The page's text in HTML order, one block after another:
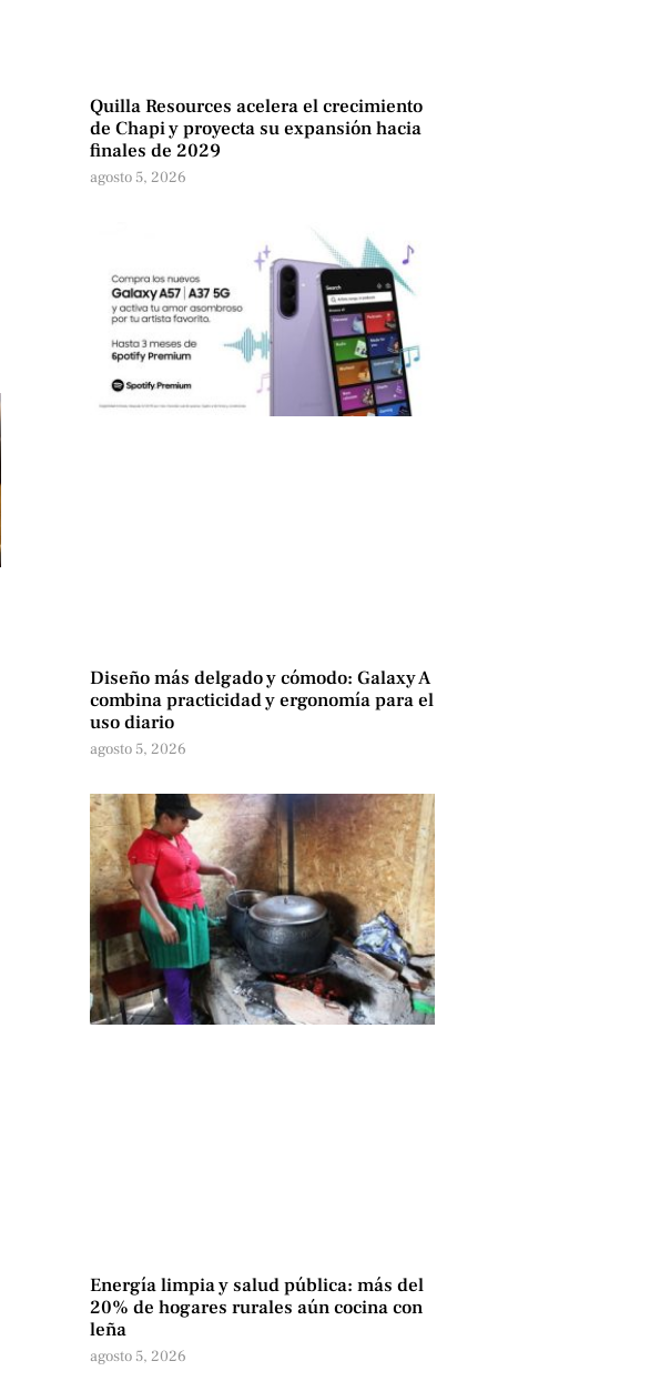
Quilla Resources acelera el crecimiento
de Chapi y proyecta su expansión hacia
finales de 2029
agosto 5, 2026
Diseño más delgado y cómodo: Galaxy A
combina practicidad y ergonomía para el
uso diario
agosto 5, 2026
Energía limpia y salud pública: más del
20% de hogares rurales aún cocina con
leña
agosto 5, 2026